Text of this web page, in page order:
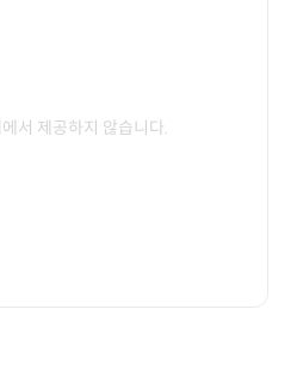
서 제공하지 않습니다.